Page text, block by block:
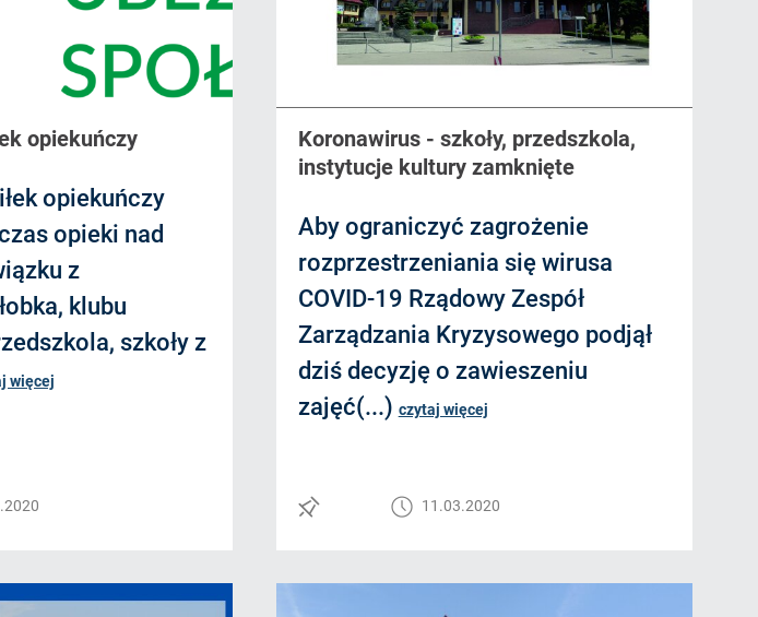
opiekuńczy
opiekuńczy
opieki nad
z
klubu
szkoły z
więcej
Koronawirus - szkoły, przedszkola,
instytucje kultury zamknięte
Aby ograniczyć zagrożenie
rozprzestrzeniania się wirusa
COVID-19 Rządowy Zespół
Zarządzania Kryzysowego podjął
dziś decyzję o zawieszeniu
zajęć(...) czytaj więcej
11.03.2020